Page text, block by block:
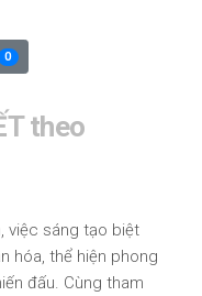
0
theo
việc sáng tạo biệt
hóa, thể hiện phong
đấu. Cùng tham